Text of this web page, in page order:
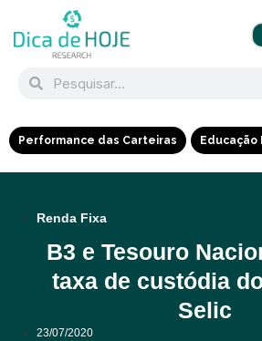
Performance das Carteiras Educação
Renda Fixa
B3 e Tesouro
taxa de custódia
Selic
23/07/2020